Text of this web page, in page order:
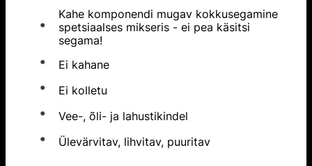
Kahe komponendi mugav kokkusegamine
spetsiaalses mikseris - ei pea käsitsi
segama!
Ei kahane
Ei kolletu
Vee-, õli- ja lahustikindel
Ülevärvitav, lihvitav, puuritav